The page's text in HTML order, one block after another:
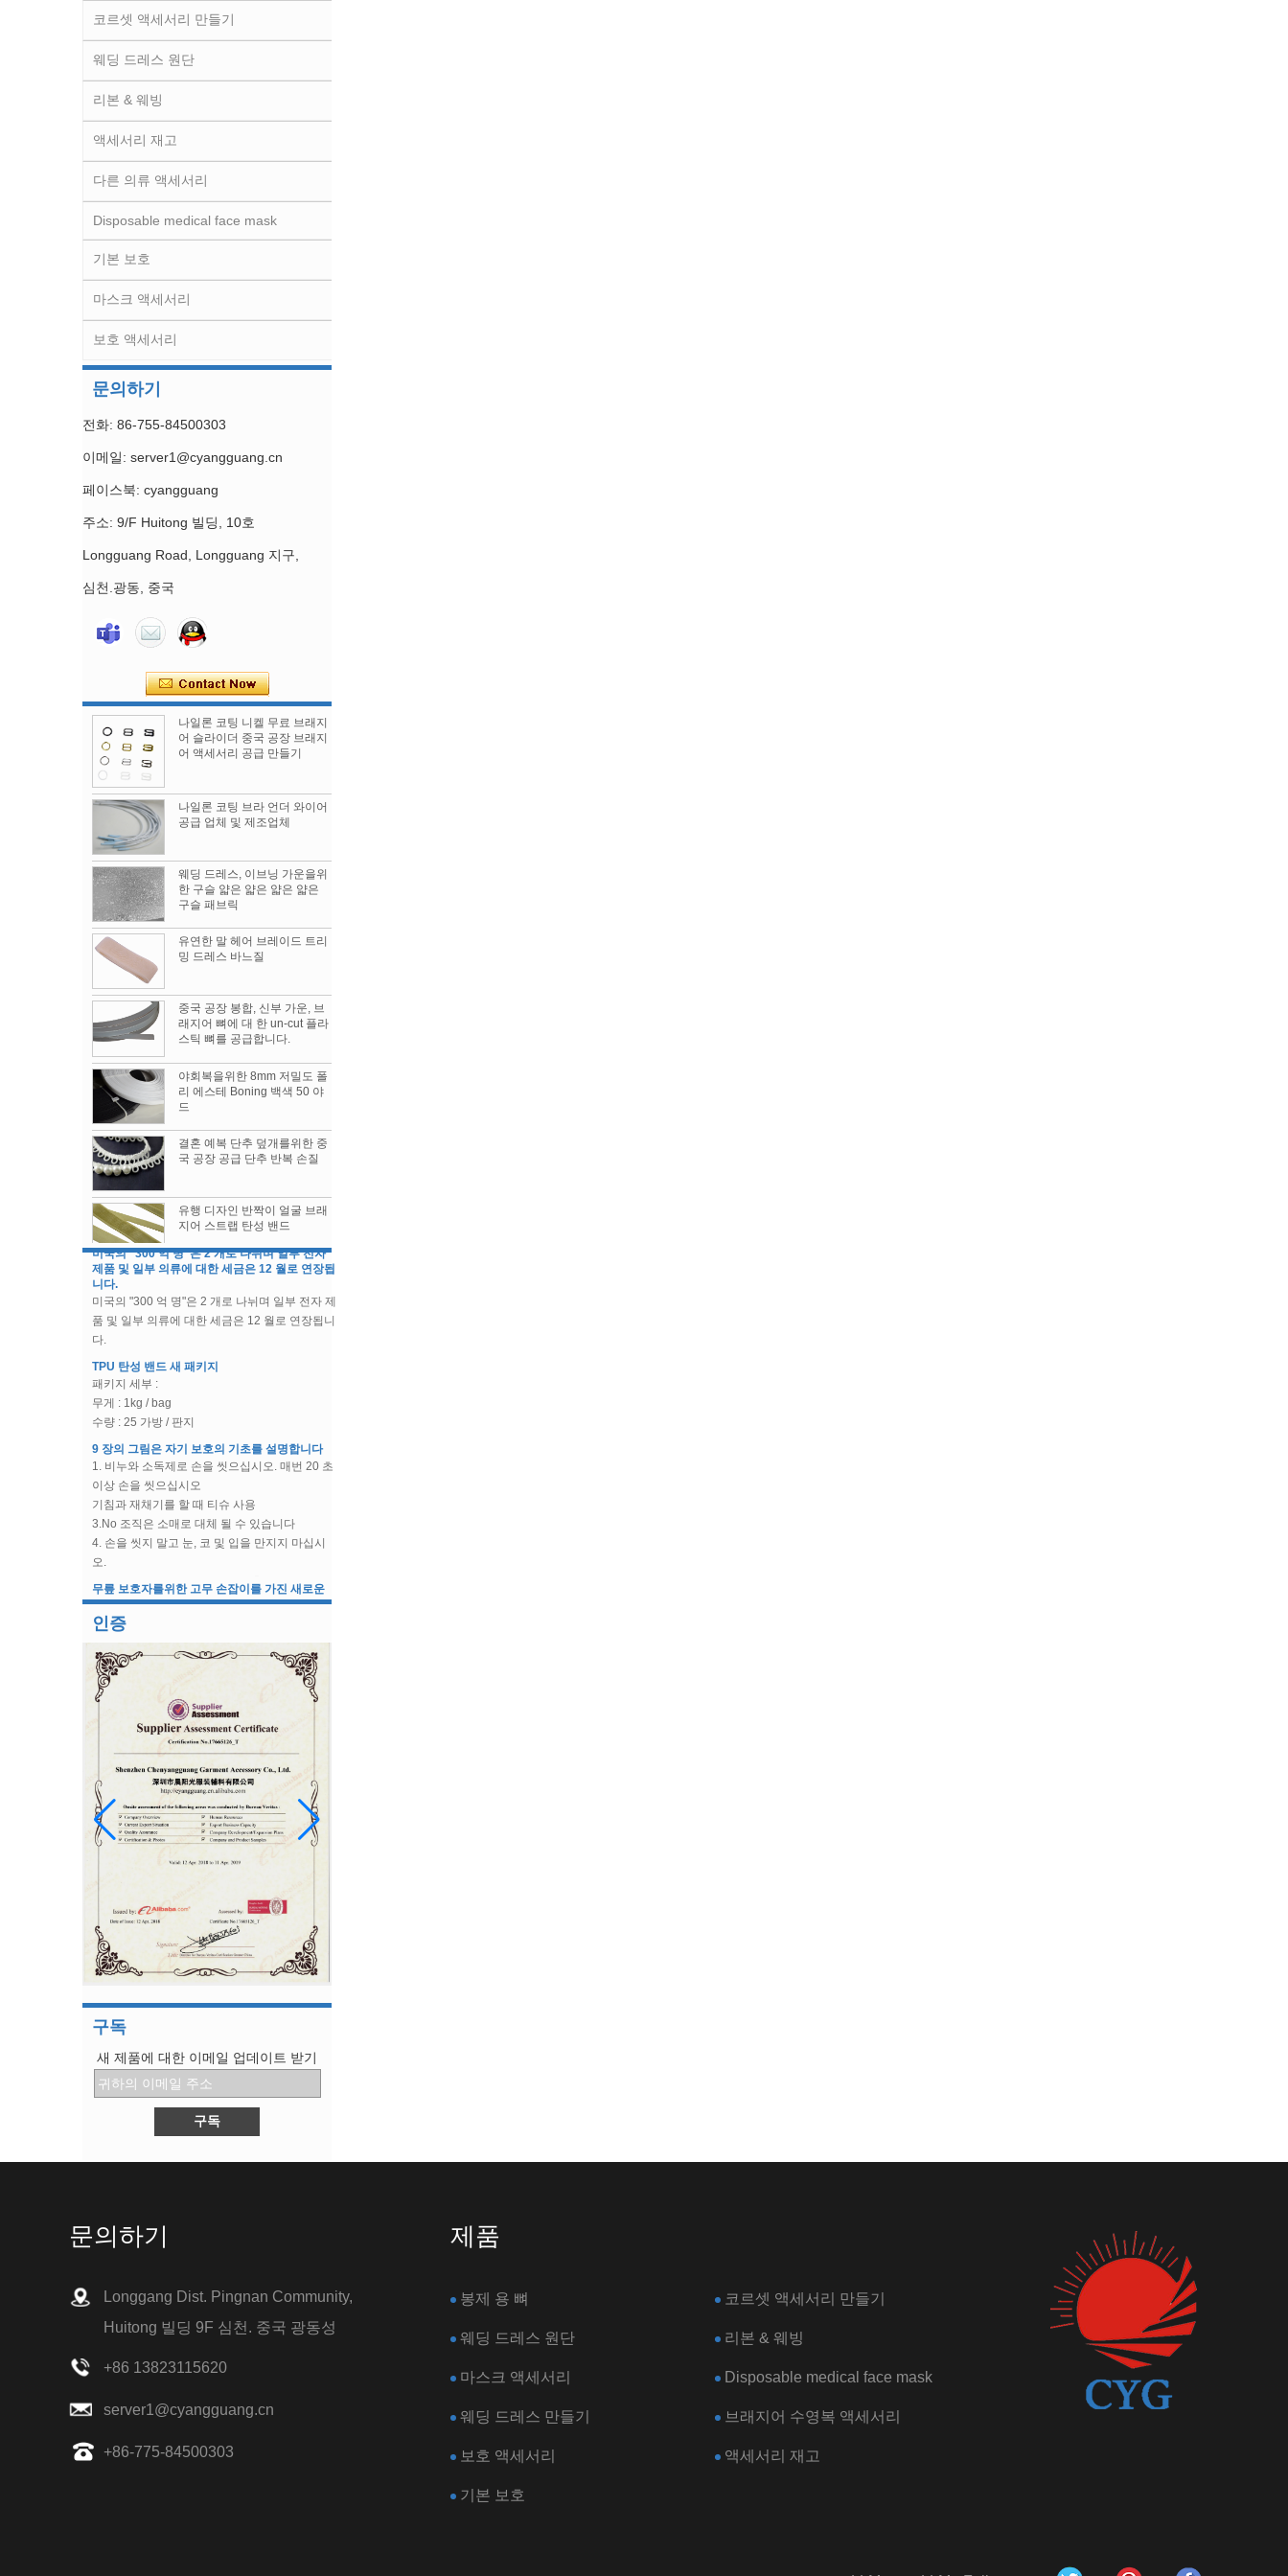
코르셋 액세서리 만들기
웨딩 드레스 원단
리본 & 웨빙
액세서리 재고
다른 의류 액세서리
Disposable medical face mask
기본 보호
마스크 액세서리
보호 액세서리
문의하기
전화: 86-755-84500303
이메일: server1@cyangguang.cn
페이스북: cyangguang
주소: 9/F Huitong 빌딩, 10호
Longguang Road, Longguang 지구,
심천.광동, 중국
나일론 코팅 니켈 무료 브래지
어 슬라이더 중국 공장 브래지
어 액세서리 공급 만들기
나일론 코팅 브라 언더 와이어
공급 업체 및 제조업체
웨딩 드레스, 이브닝 가운을위
한 구슬 얇은 얇은 얇은 얇은
구슬 패브릭
유연한 말 헤어 브레이드 트리
밍 드레스 바느질
중국 공장 봉합, 신부 가운, 브
래지어 뼈에 대 한 un-cut 플라
스틱 뼈를 공급합니다.
야회복을위한 8mm 저밀도 폴
리 에스테 Boning 백색 50 야
드
결혼 예복 단추 덮개를위한 중
국 공장 공급 단추 반복 손질
유행 디자인 반짝이 얼굴 브래
지어 스트랩 탄성 밴드
1/2 "너비 표준 코르셋 버스, 코
언더 와이어 케이싱 코튼 케이
스
Womenwear 가을 / 겨울 2019 쇼
시즌의 쇼에 대해 가장 이야기가 많은 3
1. 코이즈미 토모
3. 프라다
미국의 "300 억 명"은 2 개로 나뉘며 일부 전자
제품 및 일부 의류에 대한 세금은 12 월로 연장됩
니다.
미국의 "300 억 명"은 2 개로 나뉘며 일부 전자 제
품 및 일부 의류에 대한 세금은 12 월로 연장됩니
다.
TPU 탄성 밴드 새 패키지
패키지 세부 :
무게 : 1kg / bag
수량 : 25 가방 / 판지
9 장의 그림은 자기 보호의 기초를 설명합니다
1. 비누와 소독제로 손을 씻으십시오. 매번 20 초
이상 손을 씻으십시오
기침과 재채기를 할 때 티슈 사용
3.No 조직은 소매로 대체 될 수 있습니다
4. 손을 씻지 말고 눈, 코 및 입을 만지지 마십시
오.
5. 불편한 사람들과의 긴밀한 접촉을 피하십시오
껴지면 이러한 증상에주의가 필요합니다.
7. 도움을 요청하십시오
8. 집에서 격리해야 할 수도 있습니다
9. 바이러스 탐지를 수락해야합니다
무릎 보호자를위한 고무 손잡이를 가진 새로운
디자인 나선 강철 뼈
2019 년 한 해 동안, 당사의 회사 설계는 나선형
철골의 새로운 형태로, 무릎 지지대에 사용됩니
새로운 도착-페티코트
Cyg 도매 웨딩 페티코트 언더 스커트 크리 놀린
2/3/4/6/7/8 후프를 사용할 수 있습니다
홍콩 섬유, 의류, 직물 및 액세서리 전시회
우리는 많은 다른 나라의 손님을 수용하고 우리
의 제품을 소개합니다.
관심이있는 모든 사람에게 제품을 보여줄 수있는
좋은 기회입니다.
Womenwear 가을 / 겨울 2019 쇼
시즌의 쇼에 대해 가장 이야기가 많은 3
1. 코이즈미 토모
2. 보테가 베네타
3. 프라다
미국의 "300 억 명"은 2 개로 나뉘며 일부 전자
제품 및 일부 의류에 대한 세금은 12 월로 연장됩
품 및 일부 의류에 대한 세금은 12 월로 연장됩니
다.
TPU 탄성 밴드 새 패키지
패키지 세부 :
무게 : 1kg / bag
1. 비누와 소독제로 손을 씻으십시오. 매번 20 초
4. 손을 씻지 말고 눈, 코 및 입을 만지지 마십시
6. 열이 나고 피곤, 기침, 호흡 곤란, 근육통이 느
7. 도움을 요청하십시오
9. 바이러스 탐지를 수락해야합니다
디자인 나선 강철 뼈
2019 년 한 해 동안, 당사의 회사 설계는 나선형
철골의 새로운 형태로, 무릎 지지대에 사용됩니
Cyg 도매 웨딩 페티코트 언더 스커트 크리 놀린
인증
구독
새 제품에 대한 이메일 업데이트 받기
문의하기
Longgang Dist. Pingnan Community,
Huitong 빌딩 9F 심천. 중국 광동성
+86 13823115620
server1@cyangguang.cn
+86-775-84500303
제품
봉제 용 뼈 코르셋 액세서리 만들기
웨딩 드레스 원단 리본 & 웨빙
마스크 액세서리 Disposable medical face mask
웨딩 드레스 만들기 브래지어 수영복 액세서리
보호 액세서리 액세서리 재고
기본 보호